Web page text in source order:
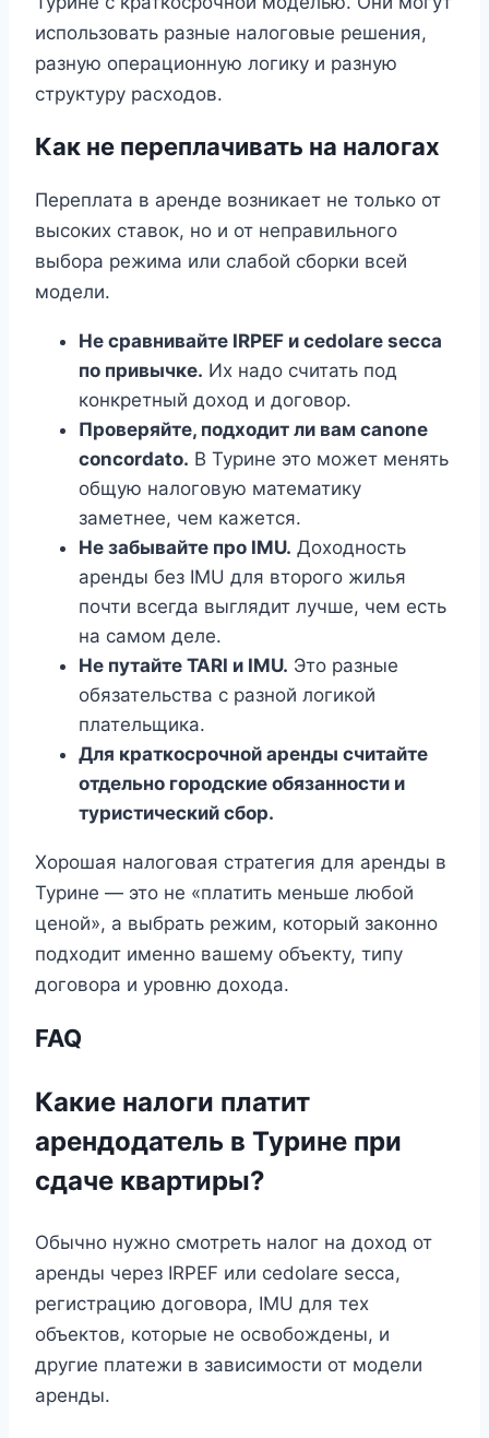
использовать разные налоговые решения,
разную операционную логику и разную
структуру расходов.
Как не переплачивать на налогах
Переплата в аренде возникает не только от
высоких ставок, но и от неправильного
выбора режима или слабой сборки всей
модели.
Не сравнивайте IRPEF и cedolare secca
по привычке. Их надо считать под
конкретный доход и договор.
Проверяйте, подходит ли вам canone
concordato. В Турине это может менять
общую налоговую математику
заметнее, чем кажется.
Не забывайте про IMU. Доходность
аренды без IMU для второго жилья
почти всегда выглядит лучше, чем есть
на самом деле.
Не путайте TARI и IMU. Это разные
обязательства с разной логикой
плательщика.
Для краткосрочной аренды считайте
отдельно городские обязанности и
туристический сбор.
Хорошая налоговая стратегия для аренды в
Турине — это не «платить меньше любой
ценой», а выбрать режим, который законно
подходит именно вашему объекту, типу
договора и уровню дохода.
FAQ
Какие налоги платит
арендодатель в Турине при
сдаче квартиры?
Обычно нужно смотреть налог на доход от
аренды через IRPEF или cedolare secca,
регистрацию договора, IMU для тех
объектов, которые не освобождены, и
другие платежи в зависимости от модели
аренды.